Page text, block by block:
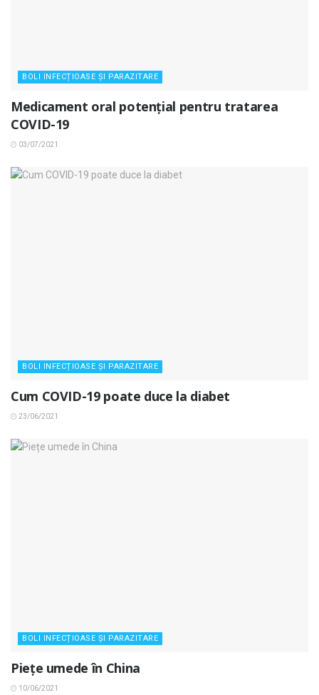
BOLI INFECȚIOASE ȘI PARAZITARE
Medicament oral potențial pentru tratarea
COVID-19
03/07/2021
BOLI INFECȚIOASE ȘI PARAZITARE
Cum COVID-19 poate duce la diabet
23/06/2021
BOLI INFECȚIOASE ȘI PARAZITARE
Piețe umede în China
10/06/2021